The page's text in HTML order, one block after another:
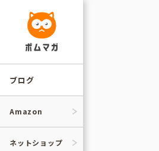
ス
ブログ
Amazon
ネットショップ